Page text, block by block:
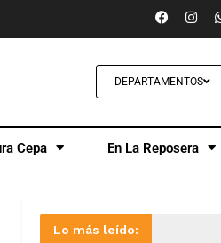
DEPARTAMENTOS
Cepa En La Reposera
Lo más leído: